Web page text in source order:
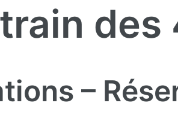
des
–